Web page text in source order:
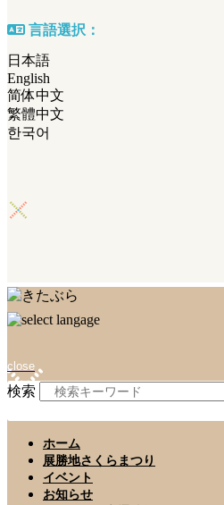
言語選択：
日本語
English
简体中文
繁體中文
한국어
close
検索
ホーム
展勝地さくらまつり
イベント
お知らせ